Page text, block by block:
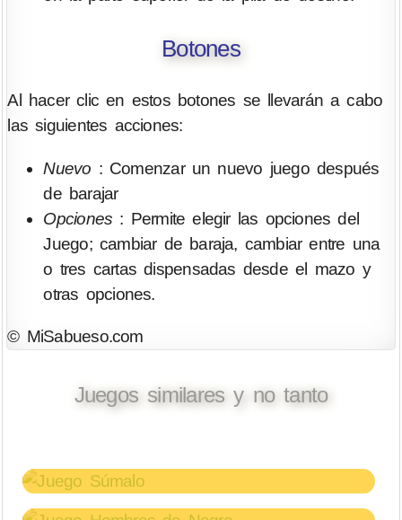
Botones
Al hacer clic en estos botones se llevarán a cabo
las siguientes acciones:
Nuevo : Comenzar un nuevo juego después
de barajar
Opciones : Permite elegir las opciones del
Juego; cambiar de baraja, cambiar entre una
o tres cartas dispensadas desde el mazo y
otras opciones.
© MiSabueso.com
Juegos similares y no tanto
Hombres de Negro
BuscaMinas